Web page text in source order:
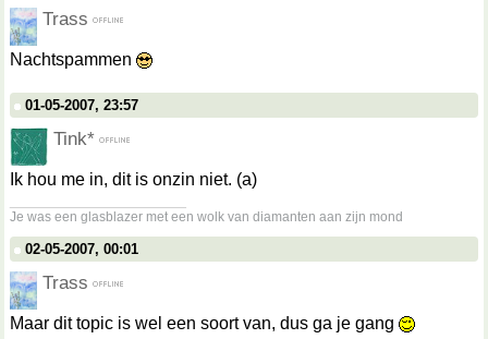
Trass
Nachtspammen
01-05-2007, 23:57
Tink*
Ik hou me in, dit is onzin niet. (a)
Je was een glasblazer met een wolk van diamanten aan zijn mond
02-05-2007, 00:01
Trass
Maar dit topic is wel een soort van, dus ga je gang